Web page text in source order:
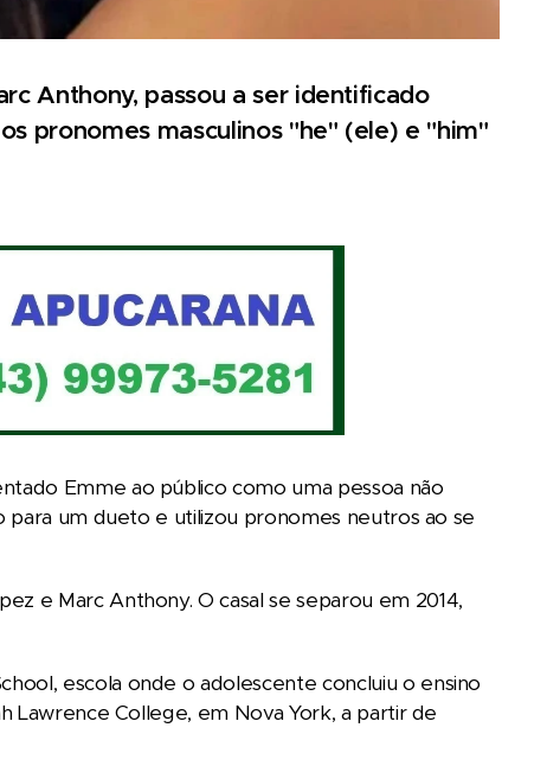
Anthony, passou a ser identificado
pronomes masculinos "he" (ele) e "him"
Emme ao público como uma pessoa não
para um dueto e utilizou pronomes neutros ao se
e Marc Anthony. O casal se separou em 2014,
escola onde o adolescente concluiu o ensino
Lawrence College, em Nova York, a partir de